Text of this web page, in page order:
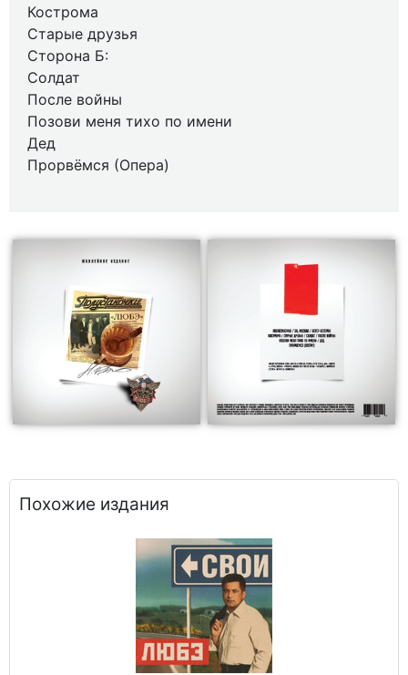
Кострома
Старые друзья
Сторона Б:
Солдат
После войны
Позови меня тихо по имени
Дед
Прорвёмся (Опера)
Похожие издания